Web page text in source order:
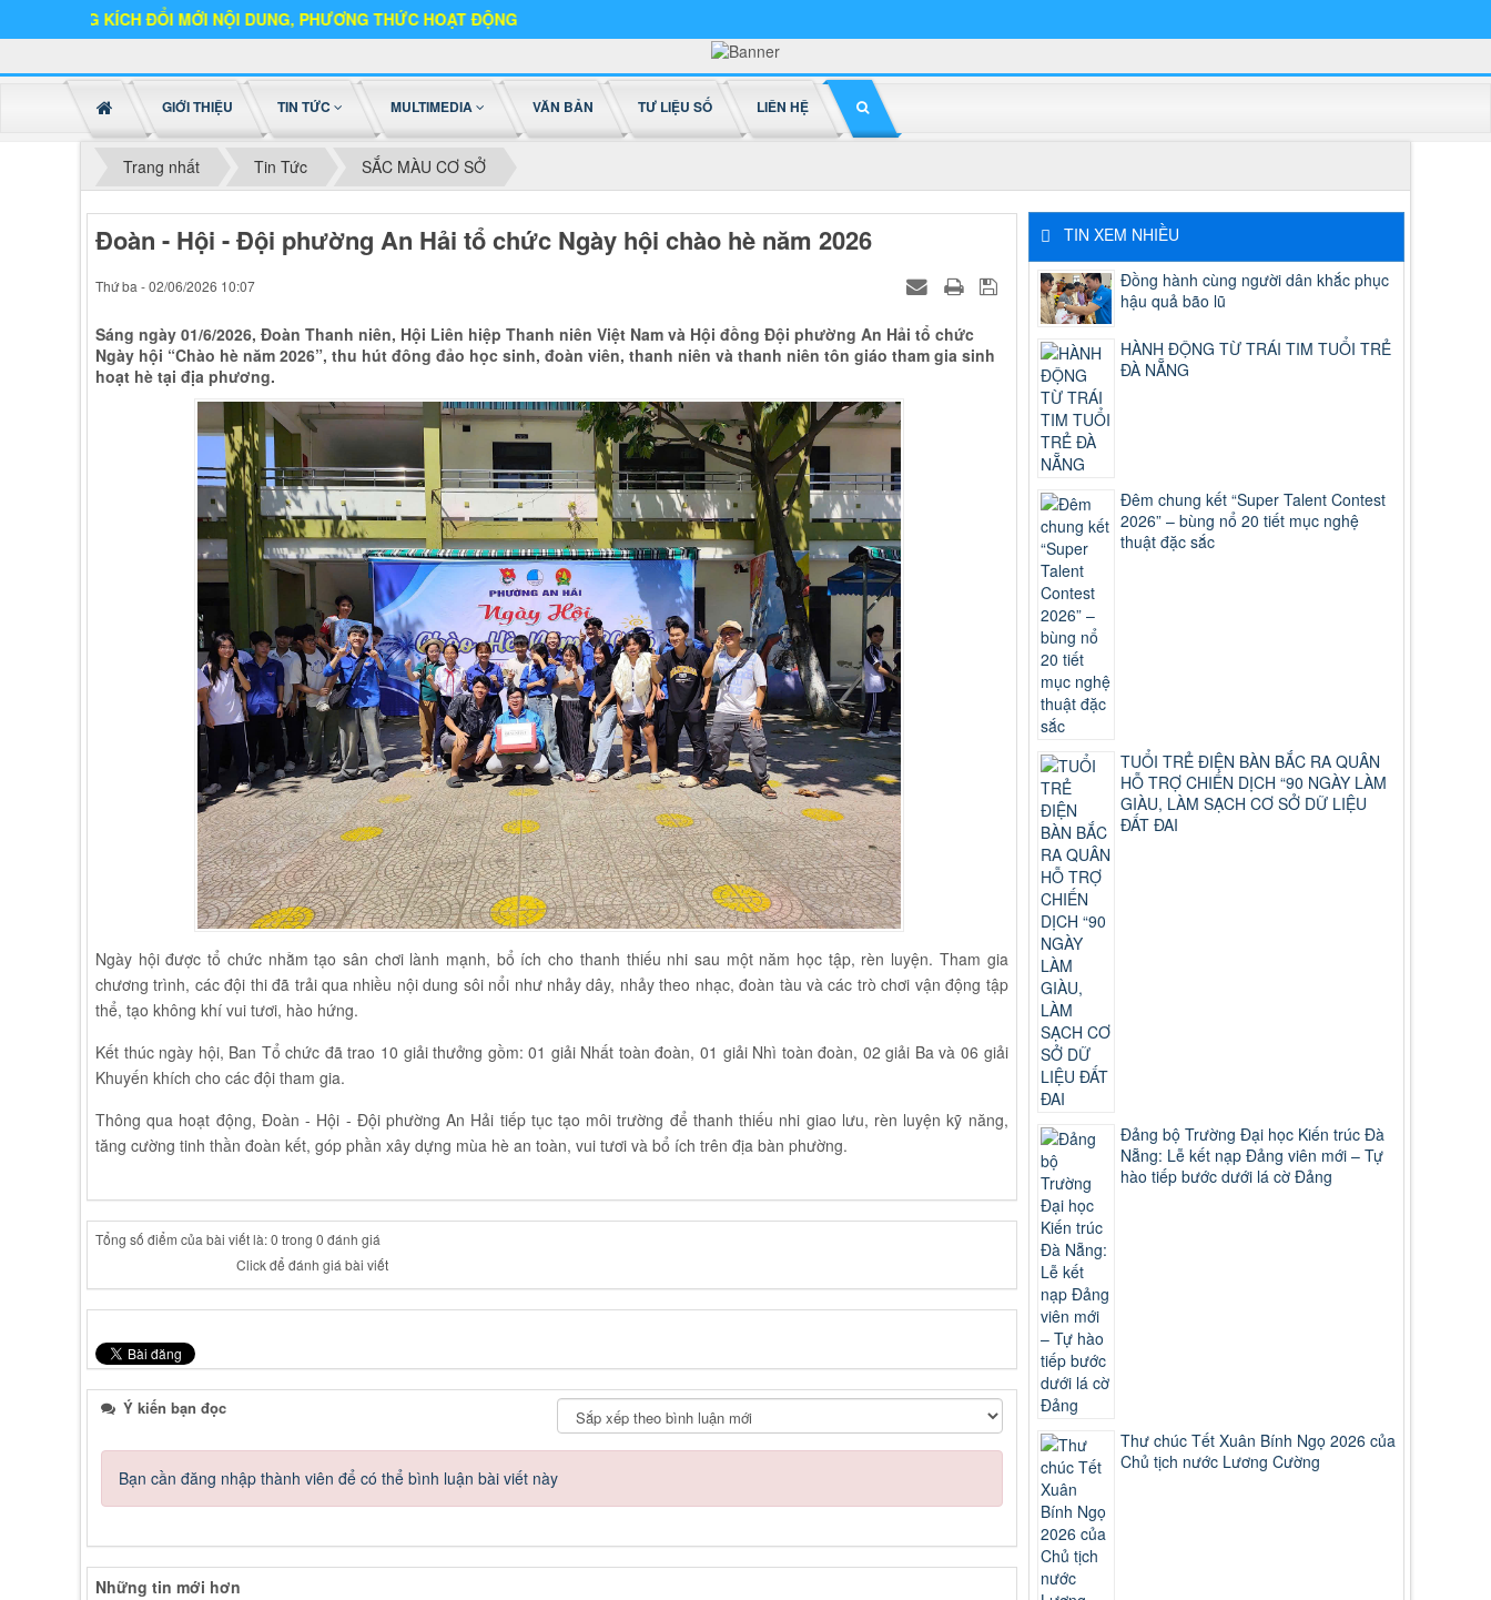
ĐỔI MỚI NỘI DUNG, PHƯƠNG THỨC HOẠT ĐỘNG
GIỚI THIỆU TIN TỨC MULTIMEDIA VĂN BẢN TƯ LIỆU SỐ LIÊN HỆ
Trang nhất Tin Tức SẮC MÀU CƠ SỞ
Đoàn - Hội - Đội phường An Hải tổ chức Ngày hội chào hè năm 2026
Thứ ba - 02/06/2026 10:07
Sáng ngày 01/6/2026, Đoàn Thanh niên, Hội Liên hiệp Thanh niên Việt Nam và Hội đồng Đội phường An Hải tổ chức
Ngày hội “Chào hè năm 2026”, thu hút đông đảo học sinh, đoàn viên, thanh niên và thanh niên tôn giáo tham gia sinh
hoạt hè tại địa phương.
Ngày hội được tổ chức nhằm tạo sân chơi lành mạnh, bổ ích cho thanh thiếu nhi sau một năm học tập, rèn luyện. Tham gia
chương trình, các đội thi đã trải qua nhiều nội dung sôi nổi như nhảy dây, nhảy theo nhạc, đoàn tàu và các trò chơi vận động tập
thể, tạo không khí vui tươi, hào hứng.
Kết thúc ngày hội, Ban Tổ chức đã trao 10 giải thưởng gồm: 01 giải Nhất toàn đoàn, 01 giải Nhì toàn đoàn, 02 giải Ba và 06 giải
Khuyến khích cho các đội tham gia.
Thông qua hoạt động, Đoàn - Hội - Đội phường An Hải tiếp tục tạo môi trường để thanh thiếu nhi giao lưu, rèn luyện kỹ năng,
tăng cường tinh thần đoàn kết, góp phần xây dựng mùa hè an toàn, vui tươi và bổ ích trên địa bàn phường.
Tổng số điểm của bài viết là: 0 trong 0 đánh giá
Click để đánh giá bài viết
Ý kiến bạn đọc
Bạn cần đăng nhập thành viên để có thể bình luận bài viết này
Những tin mới hơn
TIN XEM NHIỀU
Đồng hành cùng người dân khắc phục
hậu quả bão lũ
HÀNH ĐỘNG TỪ TRÁI TIM TUỔI TRẺ
ĐÀ NẴNG
Đêm chung kết “Super Talent Contest
2026” – bùng nổ 20 tiết mục nghệ
thuật đặc sắc
TUỔI TRẺ ĐIỆN BÀN BẮC RA QUÂN
HỖ TRỢ CHIẾN DỊCH “90 NGÀY LÀM
GIÀU, LÀM SẠCH CƠ SỞ DỮ LIỆU
ĐẤT ĐAI
Đảng bộ Trường Đại học Kiến trúc Đà
Nẵng: Lễ kết nạp Đảng viên mới – Tự
hào tiếp bước dưới lá cờ Đảng
Thư chúc Tết Xuân Bính Ngọ 2026 của
Chủ tịch nước Lương Cường